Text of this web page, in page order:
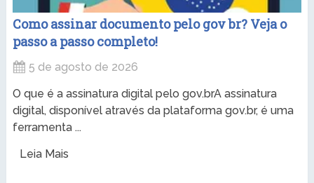
Como assinar documento pelo gov br? Veja o
passo a passo completo!
5 de agosto de 2026
O que é a assinatura digital pelo gov.brA assinatura
digital, disponível através da plataforma gov.br, é uma
ferramenta ...
Leia Mais